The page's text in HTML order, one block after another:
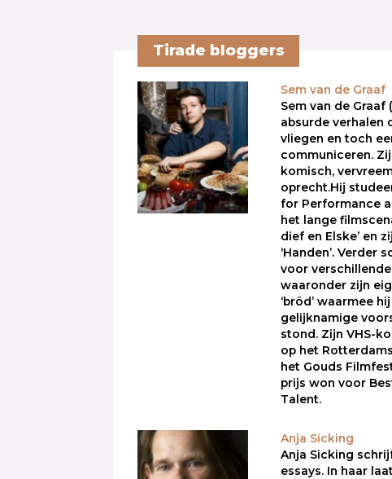
Tirade bloggers
Sem van de Graaf
Sem van de
absurde verhalen
vliegen en toch
communiceren.
komisch,
oprecht.Hij
for Performance
het lange
dief en Elske’ en
‘Handen’. Verder
voor
waaronder zijn
‘bröd’ waarmee
gelijknamige
stond. Zijn VHS-
op het
het Gouds
prijs won voor
Talent.
Anja Sicking
Anja Sicking
essays. In haar